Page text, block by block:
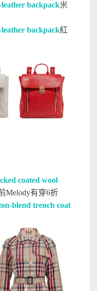
backpack米
backpack紅
coated wool
Melody有穿6折
blend trench coat